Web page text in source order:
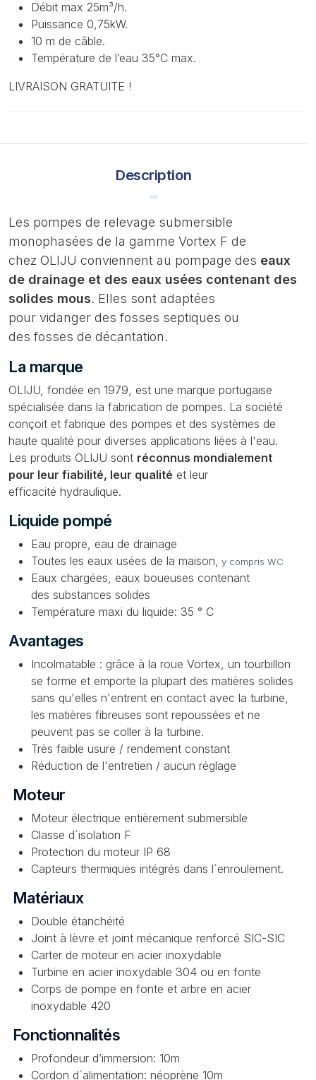
Débit max 25m³/h.
Puissance 0,75kW.
10 m de câble.
Température de l’eau 35°C max.
LIVRAISON GRATUITE !
Description
​Les pompes de relevage submersible
monophasées de la gamme Vortex F de
chez OLIJU conviennent au pompage des eaux
de drainage et des eaux usées contenant des
solides mous. Elles sont adaptées
pour vidanger des fosses septiques ou
des fosses de décantation.
La marque
OLIJU, fondée en 1979, est une marque portugaise
spécialisée dans la fabrication de pompes. La société
conçoit et fabrique des pompes et des systèmes de
haute qualité pour diverses applications liées à l'eau.
Les produits OLIJU sont réconnus mondialement
pour leur fiabilité, leur qualité et leur
efficacité hydraulique.
Liquide pompé
Eau propre, eau de drainage
Toutes les eaux usées de la maison,
y compris WC
Eaux chargées, eaux boueuses contenant
des substances solides
Température maxi du liquide: 35 ° C
Avantages
Incolmatable : grâce à la roue Vortex, un tourbillon
se forme et emporte la plupart des matières solides
sans qu'elles n'entrent en contact avec la turbine,
les matières fibreuses sont repoussées et ne
peuvent pas se coller à la turbine.
Très faible usure / rendement constant
Réduction de l'entretien / aucun réglage
Moteur
Moteur électrique entièrement submersible
Classe d´isolation F
Protection du moteur IP 68
Capteurs thermiques intégrés dans l´enroulement.
Matériaux
Double étanchéité
Joint à lèvre et joint mécanique renforcé SIC-SIC
Carter de moteur en acier inoxydable
Turbine en acier inoxydable 304 ou en fonte
Corps de pompe en fonte et arbre en acier
inoxydable 420
Fonctionnalités
Profondeur d’immersion: 10m
Cordon d´alimentation: néoprène 10m